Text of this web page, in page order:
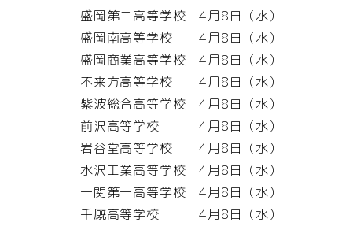
盛岡第二高等学校 4月8日（水）
盛岡南高等学校 4月8日（水）
盛岡商業高等学校 4月8日（水）
不来方高等学校 4月8日（水）
紫波総合高等学校 4月8日（水）
前沢高等学校 4月8日（水）
岩谷堂高等学校 4月8日（水）
水沢工業高等学校 4月8日（水）
一関第一高等学校 4月8日（水）
千厩高等学校 4月8日（水）